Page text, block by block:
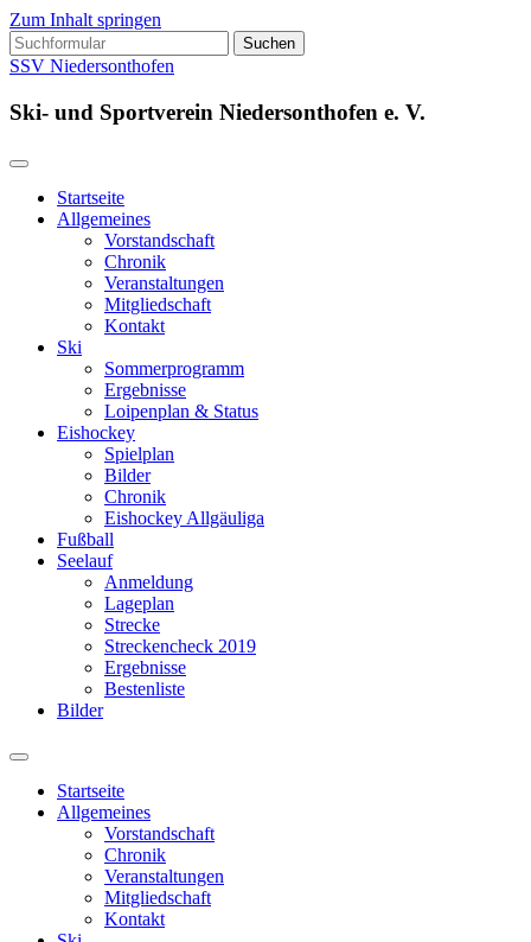
Zum Inhalt springen
Suchen
nach:
SSV Niedersonthofen
Ski- und Sportverein Niedersonthofen e. V.
Startseite
Allgemeines
Vorstandschaft
Chronik
Veranstaltungen
Mitgliedschaft
Kontakt
Ski
Sommerprogramm
Ergebnisse
Loipenplan & Status
Eishockey
Spielplan
Bilder
Chronik
Eishockey Allgäuliga
Fußball
Seelauf
Anmeldung
Lageplan
Strecke
Streckencheck 2019
Ergebnisse
Bestenliste
Bilder
Suchfeld
ein-/ausblenden
Startseite
Allgemeines
Vorstandschaft
Chronik
Veranstaltungen
Mitgliedschaft
Kontakt